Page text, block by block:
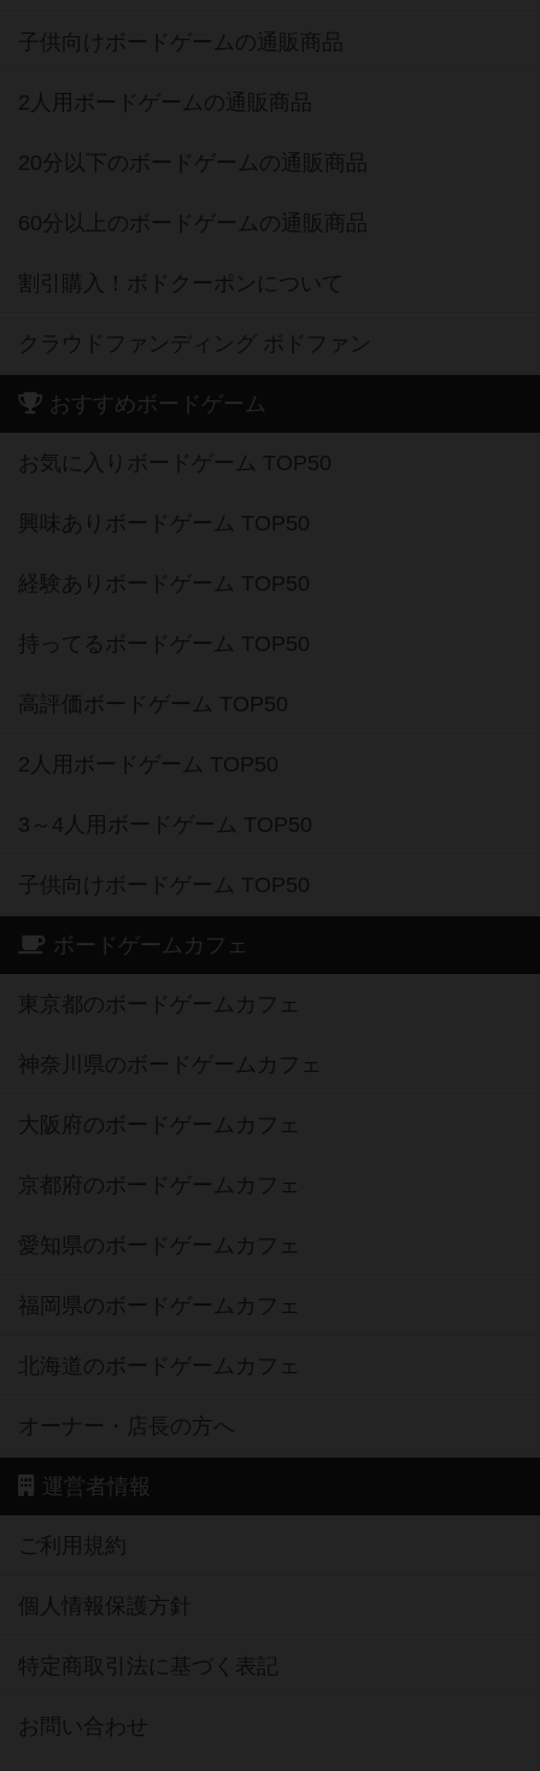
子供向けボードゲームの通販商品
2人用ボードゲームの通販商品
20分以下のボードゲームの通販商品
60分以上のボードゲームの通販商品
割引購入！ボドクーポンについて
クラウドファンディング ボドファン
おすすめボードゲーム
お気に入りボードゲーム TOP50
興味ありボードゲーム TOP50
経験ありボードゲーム TOP50
持ってるボードゲーム TOP50
高評価ボードゲーム TOP50
2人用ボードゲーム TOP50
3～4人用ボードゲーム TOP50
子供向けボードゲーム TOP50
ボードゲームカフェ
東京都のボードゲームカフェ
神奈川県のボードゲームカフェ
大阪府のボードゲームカフェ
京都府のボードゲームカフェ
愛知県のボードゲームカフェ
福岡県のボードゲームカフェ
北海道のボードゲームカフェ
オーナー・店長の方へ
運営者情報
ご利用規約
個人情報保護方針
特定商取引法に基づく表記
お問い合わせ